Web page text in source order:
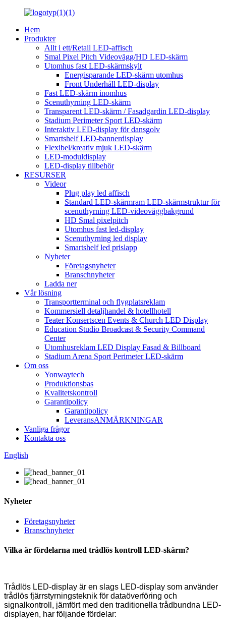
Hem
Produkter
Allt i ett/Retail LED-affisch
Smal Pixel Pitch Videovägg/HD LED-skärm
Utomhus fast LED-skärmskylt
Energisparande LED-skärm utomhus
Front Underhåll LED-display
Fast LED-skärm inomhus
Scenuthyrning LED-skärm
Transparent LED-skärm / Fasadgardin LED-display
Stadium Perimeter Sport LED-skärm
Interaktiv LED-display för dansgolv
Smartshelf LED-bannerdisplay
Flexibel/kreativ mjuk LED-skärm
LED-moduldisplay
LED-display tillbehör
RESURSER
Videor
Plug play led affisch
Standard LED-skärmram LED-skärmstruktur för
scenuthyrning LED-videoväggbakgrund
HD Smal pixelpitch
Utomhus fast led-display
Scenuthyrning led display
Smartshelf led prislapp
Nyheter
Företagsnyheter
Branschnyheter
Ladda ner
Vår lösning
Transportterminal och flygplatsreklam
Kommersiell detaljhandel & hotellhotell
Teater Konsertscen Events & Church LED Display
Education Studio Broadcast & Security Command
Center
Utomhusreklam LED Display Fasad & Billboard
Stadium Arena Sport Perimeter LED-skärm
Om oss
Yonwaytech
Produktionsbas
Kvalitetskontroll
Garantipolicy
Garantipolicy
LeveransANMÄRKNINGAR
Vanliga frågor
Kontakta oss
English
Nyheter
Företagsnyheter
Branschnyheter
Vilka är fördelarna med trådlös kontroll LED-skärm?
Trådlös LED-display är en slags LED-display som använder
trådlös fjärrstyrningsteknik för dataöverföring och
signalkontroll, jämfört med den traditionella trådbundna LED-
displayen, har följande fördelar: